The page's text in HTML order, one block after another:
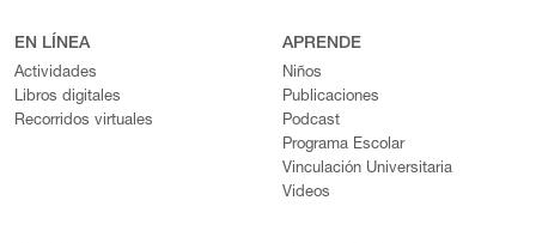
EN LÍNEA
Actividades
Libros digitales
Recorridos virtuales
APRENDE
Niños
Publicaciones
Podcast
Programa Escolar
Vinculación Universitaria
Videos